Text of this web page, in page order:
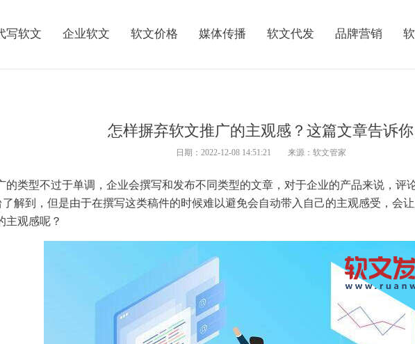
写软文 企业软文 软文价格 媒体传播 软文代发 品牌营销
怎样摒弃软文推广的主观感？这篇文章告诉你
日期：2022-12-08 14:51:21 来源：软文管家
的类型不过于单调， 企业会撰写和发布不同类型的文章 ，对于企业的产品来说，评
解到，但是由于在撰写这类稿件的时候难以避免会自动带入自己的主观感受，会让
主观感呢？